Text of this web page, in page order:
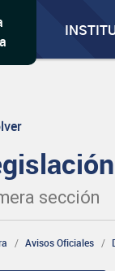
sección
Avisos Oficiales